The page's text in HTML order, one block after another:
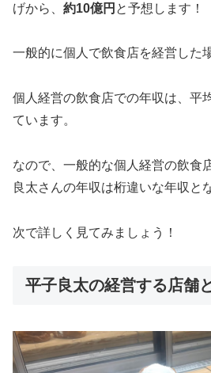
げから、 約10億円 と予想します！
一般的に個人で飲食店を経営した
個人経営の飲食店での年収は、平
ています。
なので、一般的な個人経営の飲食
良太さんの年収は桁違いな年収と
次で詳しく見てみましょう！
平子良太の経営する店舗